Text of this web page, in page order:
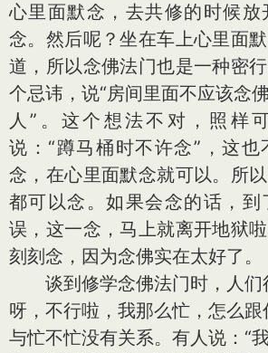
心里面默念，去共修的时候放
念。然后呢？坐在车上心里面
道，所以念佛法门也是一种密
个忌讳，说“房间里面不应该念
人”。这个想法不对，照样
说：“蹲马桶时不许念”，这也
念，在心里面默念就可以。所
都可以念。如果会念的话，到
误，这一念，马上就离开地狱
刻刻念，因为念佛实在太好了。
谈到修学念佛法门时，人们
呀，不行啦，我那么忙，怎么跟
与忙不忙没有关系。有人说：“